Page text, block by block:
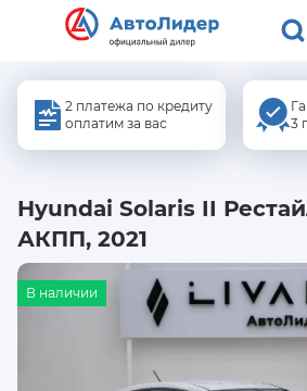
2 платежа по кредиту
оплатим за вас
3
Hyundai Solaris II
АКПП, 2021
В наличии